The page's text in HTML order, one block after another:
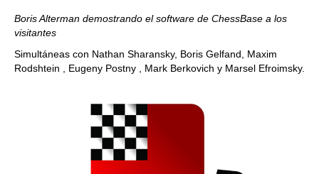
Boris Alterman demostrando el software de ChessBase a los
visitantes
Simultáneas con Nathan Sharansky, Boris Gelfand, Maxim
Rodshtein , Eugeny Postny , Mark Berkovich y Marsel Efroimsky.